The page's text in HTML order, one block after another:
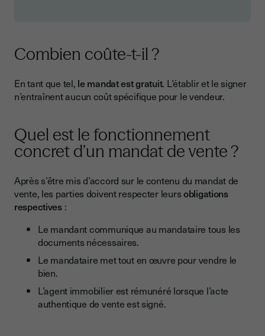
Combien coûte-t-il ?
En tant que tel, le mandat est gratuit. L’établir et le signer
n’entraînent aucun coût spécifique pour le vendeur.
Quel est le fonctionnement
concret d’un mandat de vente ?
Après s’être mis d’accord sur le contenu du mandat de
vente, les parties doivent respecter leursobligations
respectives:
Le mandant communique au mandataire tous les
documents nécessaires.
Le mandataire met tout en œuvre pour vendre le
bien.
L’agent immobilier est rémunéré lorsque l’acte
authentique de vente est signé.